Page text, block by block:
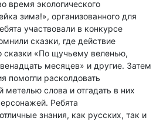
время экологического
зима!», организованного для
участвовали в конкурсе
сказки, где действие
сказки «По щучьему веленью,
месяцев» и другие. Затем
помогли расколдовать
метелью слова и отгадать в них
Ребята
знания, как русских, так и